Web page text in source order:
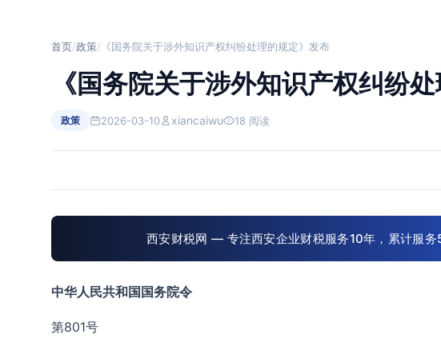
首页/政策/ 《国务院关于涉外知识产权纠纷处理的规定》发布
《国务院关于涉外知识产权纠纷
政策 2026-03-10 xiancaiwu 18 阅读
西安财税网 — 专注西安企业财税服务10年，累计服
中华人民共和国国务院令
第801号